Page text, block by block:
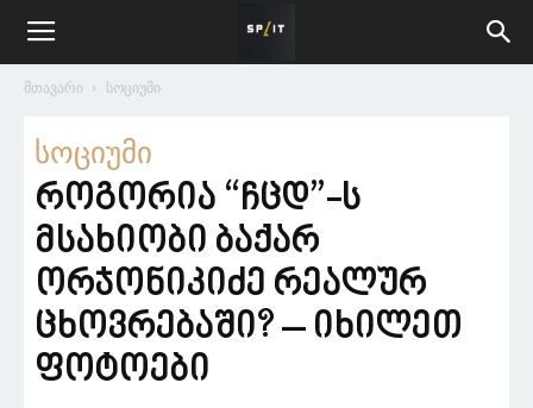
მთავარი სოციუმი
სოციუმი
როგორია “ჩცდ”-ს
მსახიობი ბაქარ
ორჯონიკიძე რეალურ
ცხოვრებაში? – იხილეთ
ფოტოები